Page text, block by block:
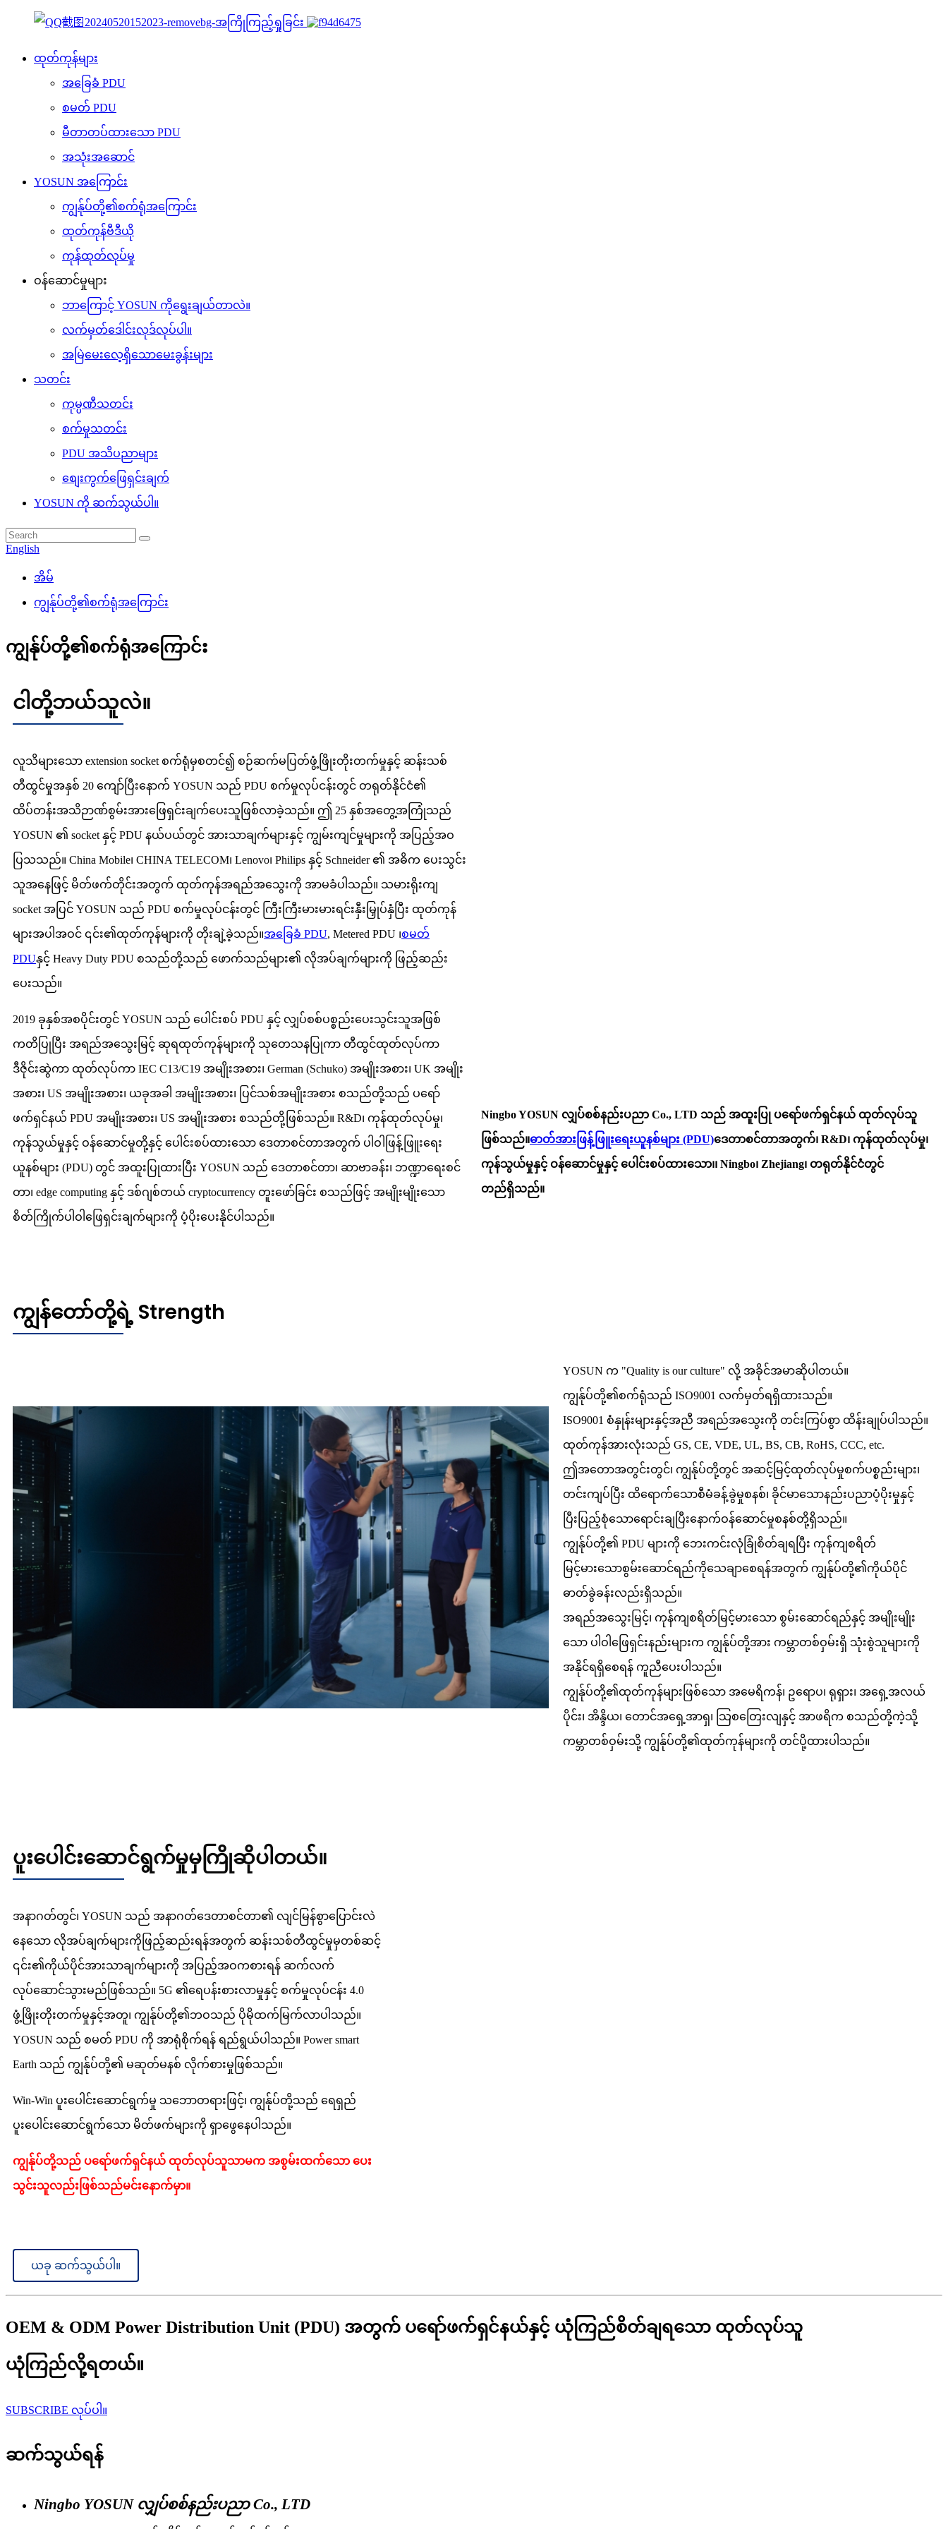
ထုတ်ကုန်များ
အခြေခံ PDU
စမတ် PDU
မီတာတပ်ထားသော PDU
အသုံးအဆောင်
YOSUN အကြောင်း
ကျွန်ုပ်တို့၏စက်ရုံအကြောင်း
ထုတ်ကုန်ဗီဒီယို
ကုန်ထုတ်လုပ်မှု
ဝန်ဆောင်မှုများ
ဘာကြောင့် YOSUN ကိုရွေးချယ်တာလဲ။
လက်မှတ်ဒေါင်းလုဒ်လုပ်ပါ။
အမြဲမေးလေ့ရှိသောမေးခွန်းများ
သတင်း
ကုမ္ပဏီသတင်း
စက်မှုသတင်း
PDU အသိပညာများ
စျေးကွက်ဖြေရှင်းချက်
YOSUN ကို ဆက်သွယ်ပါ။
English
အိမ်
ကျွန်ုပ်တို့၏စက်ရုံအကြောင်း
ကျွန်ုပ်တို့၏စက်ရုံအကြောင်း
ငါတို့ဘယ်သူလဲ။
လူသိများသော extension socket စက်ရုံမှစတင်၍ စဉ်ဆက်မပြတ်ဖွံ့ဖြိုးတိုးတက်မှုနှင့် ဆန်းသစ်
တီထွင်မှုအနှစ် 20 ကျော်ပြီးနောက် YOSUN သည် PDU စက်မှုလုပ်ငန်းတွင် တရုတ်နိုင်ငံ၏
ထိပ်တန်းအသိဉာဏ်စွမ်းအားဖြေရှင်းချက်ပေးသူဖြစ်လာခဲ့သည်။ ဤ 25 နှစ်အတွေ့အကြုံသည်
YOSUN ၏ socket နှင့် PDU နယ်ပယ်တွင် အားသာချက်များနှင့် ကျွမ်းကျင်မှုများကို အပြည့်အဝ
ပြသသည်။ China Mobile၊ CHINA TELECOM၊ Lenovo၊ Philips နှင့် Schneider ၏ အဓိက ပေးသွင်း
သူအနေဖြင့် မိတ်ဖက်တိုင်းအတွက် ထုတ်ကုန်အရည်အသွေးကို အာမခံပါသည်။ သမားရိုးကျ
socket အပြင် YOSUN သည် PDU စက်မှုလုပ်ငန်းတွင် ကြီးကြီးမားမားရင်းနှီးမြှုပ်နှံပြီး ထုတ်ကုန်
များအပါအဝင် ၎င်း၏ထုတ်ကုန်များကို တိုးချဲ့ခဲ့သည်။အခြေခံ PDU, Metered PDU ၊စမတ်
PDUနှင့် Heavy Duty PDU စသည်တို့သည် ဖောက်သည်များ၏ လိုအပ်ချက်များကို ဖြည့်ဆည်း
ပေးသည်။
2019 ခုနှစ်အစပိုင်းတွင် YOSUN သည် ပေါင်းစပ် PDU နှင့် လျှပ်စစ်ပစ္စည်းပေးသွင်းသူအဖြစ်
ကတိပြုပြီး အရည်အသွေးမြင့် ဆုရထုတ်ကုန်များကို သုတေသနပြုကာ တီထွင်ထုတ်လုပ်ကာ
ဒီဇိုင်းဆွဲကာ ထုတ်လုပ်ကာ IEC C13/C19 အမျိုးအစား၊ German (Schuko) အမျိုးအစား၊ UK အမျိုး
အစား၊ US အမျိုးအစား၊ ယခုအခါ အမျိုးအစား၊ ပြင်သစ်အမျိုးအစား စသည်တို့သည် ပရော်
ဖက်ရှင်နယ် PDU အမျိုးအစား၊ US အမျိုးအစား စသည်တို့ဖြစ်သည်။ R&D၊ ကုန်ထုတ်လုပ်မှု၊
ကုန်သွယ်မှုနှင့် ဝန်ဆောင်မှုတို့နှင့် ပေါင်းစပ်ထားသော ဒေတာစင်တာအတွက် ပါဝါဖြန့်ဖြူးရေး
ယူနစ်များ (PDU) တွင် အထူးပြုထားပြီး YOSUN သည် ဒေတာစင်တာ၊ ဆာဗာခန်း၊ ဘဏ္ဍာရေးစင်
တာ၊ edge computing နှင့် ဒစ်ဂျစ်တယ် cryptocurrency တူးဖော်ခြင်း စသည်ဖြင့် အမျိုးမျိုးသော
စိတ်ကြိုက်ပါဝါဖြေရှင်းချက်များကို ပံ့ပိုးပေးနိုင်ပါသည်။
Ningbo YOSUN လျှပ်စစ်နည်းပညာ Co., LTD သည် အထူးပြု ပရော်ဖက်ရှင်နယ် ထုတ်လုပ်သူ
ဖြစ်သည်။ဓာတ်အားဖြန့်ဖြူးရေးယူနစ်များ (PDU)ဒေတာစင်တာအတွက်၊ R&D၊ ကုန်ထုတ်လုပ်မှု၊
ကုန်သွယ်မှုနှင့် ဝန်ဆောင်မှုနှင့် ပေါင်းစပ်ထားသော၊၊ Ningbo၊ Zhejiang၊ တရုတ်နိုင်ငံတွင်
တည်ရှိသည်။
ကျွန်တော်တို့ရဲ့ Strength
YOSUN က "Quality is our culture" လို့ အခိုင်အမာဆိုပါတယ်။
ကျွန်ုပ်တို့၏စက်ရုံသည် ISO9001 လက်မှတ်ရရှိထားသည်။
ISO9001 စံနှုန်းများနှင့်အညီ အရည်အသွေးကို တင်းကြပ်စွာ ထိန်းချုပ်ပါသည်။
ထုတ်ကုန်အားလုံးသည် GS, CE, VDE, UL, BS, CB, RoHS, CCC, etc.
ဤအတောအတွင်းတွင်၊ ကျွန်ုပ်တို့တွင် အဆင့်မြင့်ထုတ်လုပ်မှုစက်ပစ္စည်းများ၊
တင်းကျပ်ပြီး ထိရောက်သောစီမံခန့်ခွဲမှုစနစ်၊ ခိုင်မာသောနည်းပညာပံ့ပိုးမှုနှင့်
ပြီးပြည့်စုံသောရောင်းချပြီးနောက်ဝန်ဆောင်မှုစနစ်တို့ရှိသည်။
ကျွန်ုပ်တို့၏ PDU များကို ဘေးကင်းလုံခြုံစိတ်ချရပြီး ကုန်ကျစရိတ်
မြင့်မားသောစွမ်းဆောင်ရည်ကိုသေချာစေရန်အတွက် ကျွန်ုပ်တို့၏ကိုယ်ပိုင်
ဓာတ်ခွဲခန်းလည်းရှိသည်။
အရည်အသွေးမြင့်၊ ကုန်ကျစရိတ်မြင့်မားသော စွမ်းဆောင်ရည်နှင့် အမျိုးမျိုး
သော ပါဝါဖြေရှင်းနည်းများက ကျွန်ုပ်တို့အား ကမ္ဘာတစ်ဝှမ်းရှိ သုံးစွဲသူများကို
အနိုင်ရရှိစေရန် ကူညီပေးပါသည်။
ကျွန်ုပ်တို့၏ထုတ်ကုန်များဖြစ်သော အမေရိကန်၊ ဥရောပ၊ ရုရှား၊ အရှေ့အလယ်
ပိုင်း၊ အိန္ဒိယ၊ တောင်အရှေ့အာရှ၊ သြစတြေးလျနှင့် အာဖရိက စသည်တို့ကဲ့သို့
ကမ္ဘာတစ်ဝှမ်းသို့ ကျွန်ုပ်တို့၏ထုတ်ကုန်များကို တင်ပို့ထားပါသည်။
ပူးပေါင်းဆောင်ရွက်မှုမှကြိုဆိုပါတယ်။
အနာဂတ်တွင်၊ YOSUN သည် အနာဂတ်ဒေတာစင်တာ၏ လျင်မြန်စွာပြောင်းလဲ
နေသော လိုအပ်ချက်များကိုဖြည့်ဆည်းရန်အတွက် ဆန်းသစ်တီထွင်မှုမှတစ်ဆင့်
၎င်း၏ကိုယ်ပိုင်အားသာချက်များကို အပြည့်အဝကစားရန် ဆက်လက်
လုပ်ဆောင်သွားမည်ဖြစ်သည်။ 5G ၏ရေပန်းစားလာမှုနှင့် စက်မှုလုပ်ငန်း 4.0
ဖွံ့ဖြိုးတိုးတက်မှုနှင့်အတူ၊ ကျွန်ုပ်တို့၏ဘဝသည် ပိုမိုထက်မြက်လာပါသည်။
YOSUN သည် စမတ် PDU ကို အာရုံစိုက်ရန် ရည်ရွယ်ပါသည်။ Power smart
Earth သည် ကျွန်ုပ်တို့၏ မဆုတ်မနစ် လိုက်စားမှုဖြစ်သည်။
Win-Win ပူးပေါင်းဆောင်ရွက်မှု သဘောတရားဖြင့်၊ ကျွန်ုပ်တို့သည် ရေရှည်
ပူးပေါင်းဆောင်ရွက်သော မိတ်ဖက်များကို ရှာဖွေနေပါသည်။
ကျွန်ုပ်တို့သည် ပရော်ဖက်ရှင်နယ် ထုတ်လုပ်သူသာမက အစွမ်းထက်သော ပေး
သွင်းသူလည်းဖြစ်သည်မင်းနောက်မှာ။
ယခု ဆက်သွယ်ပါ။
OEM & ODM Power Distribution Unit (PDU) အတွက် ပရော်ဖက်ရှင်နယ်နှင့် ယုံကြည်စိတ်ချရသော ထုတ်လုပ်သူ
ယုံကြည်လို့ရတယ်။
SUBSCRIBE လုပ်ပါ။
ဆက်သွယ်ရန်
Ningbo YOSUN လျှပ်စစ်နည်းပညာ Co., LTD